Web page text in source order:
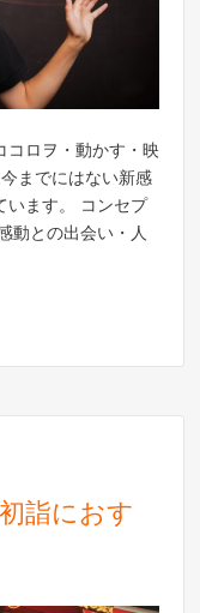
コロヲ・動かす・映
までにはない新感
います。 コンセプ
動との出会い・人
詣におす